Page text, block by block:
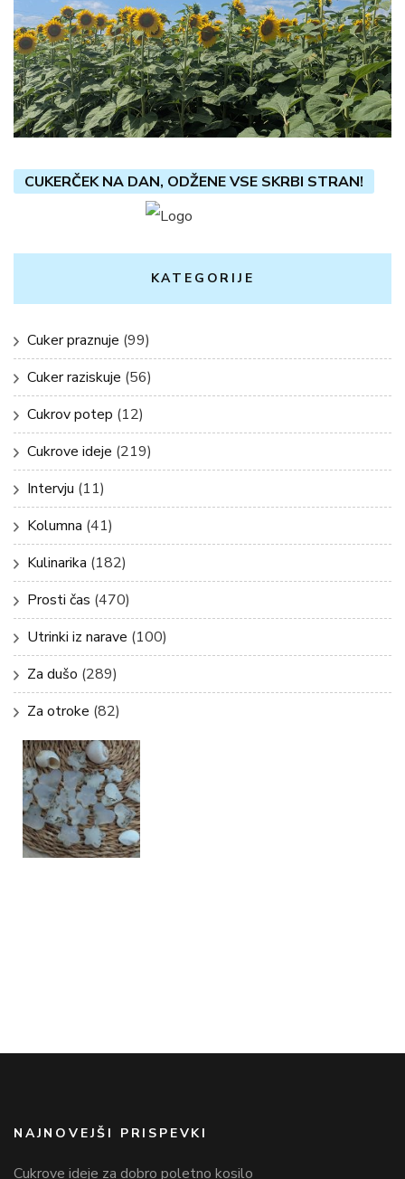
CUKERČEK NA DAN, ODŽENE VSE SKRBI STRAN!
KATEGORIJE
Cuker praznuje (99)
Cuker raziskuje (56)
Cukrov potep (12)
Cukrove ideje (219)
Intervju (11)
Kolumna (41)
Kulinarika (182)
Prosti čas (470)
Utrinki iz narave (100)
Za dušo (289)
Za otroke (82)
NAJNOVEJŠI PRISPEVKI
Cukrove ideje za dobro poletno kosilo